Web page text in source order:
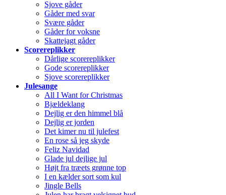
Sjove gåder
Gåder med svar
Svære gåder
Gåder for voksne
Skattejagt gåder
Scorereplikker
Dårlige scorereplikker
Gode scorereplikker
Sjove scorereplikker
Julesange
All I Want for Christmas
Bjældeklang
Dejlig er den himmel blå
Dejlig er jorden
Det kimer nu til julefest
En rose så jeg skyde
Feliz Navidad
Glade jul dejlige jul
Højt fra træets grønne top
I en kælder sort som kul
Jingle Bells